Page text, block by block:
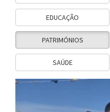
EDUCAÇÃO
PATRIMÓNIOS
SAÚDE